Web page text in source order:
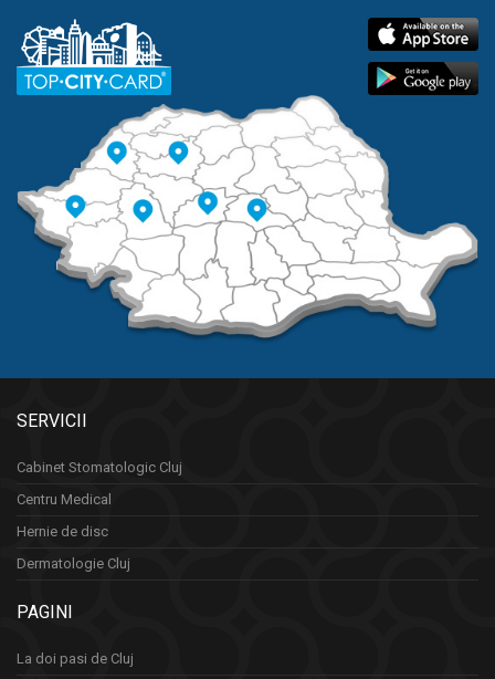
SERVICII
Cabinet Stomatologic Cluj
Centru Medical
Hernie de disc
Dermatologie Cluj
PAGINI
La doi pasi de Cluj